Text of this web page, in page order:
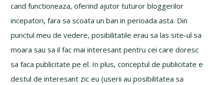
cand functioneaza, oferind ajutor tuturor bloggerilor
incepatori, fara sa scoata un ban in perioada asta. Din
punctul meu de vedere, posibilitatile erau sa las site-ul sa
moara sau sa il fac mai interesant pentru cei care doresc
sa faca publicitate pe el. In plus, conceptul de publicitate e
destul de interesant zic eu (userii au posibilitatea sa